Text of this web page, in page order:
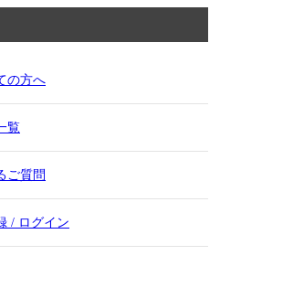
の方へ
覧
ご質問
/ ログイン